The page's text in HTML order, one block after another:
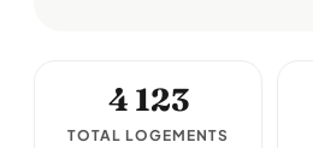
4 123
TOTAL LOGEMENTS